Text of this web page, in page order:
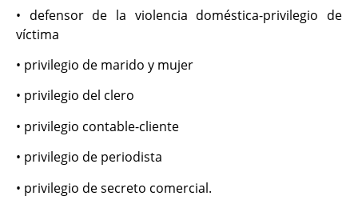
• defensor de la violencia doméstica-privilegio de
víctima
• privilegio de marido y mujer
• privilegio del clero
• privilegio contable-cliente
• privilegio de periodista
• privilegio de secreto comercial.